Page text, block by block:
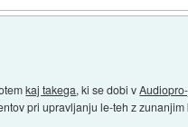
kaj takega, ki se dobi v
pri upravljanju le-teh z zunanjim